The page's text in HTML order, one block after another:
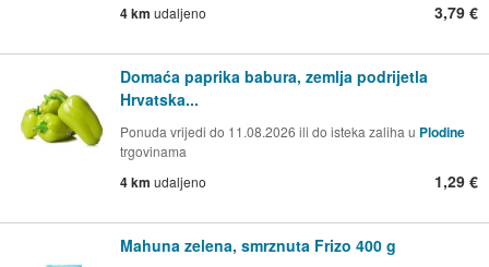
4 km udaljeno 3,79 €
Domaća paprika babura, zemlja podrijetla
Hrvatska...
Ponuda vrijedi do 11.08.2026 ili do isteka zaliha u Plodine
trgovinama
4 km udaljeno 1,29 €
Mahuna zelena, smrznuta Frizo 400 g